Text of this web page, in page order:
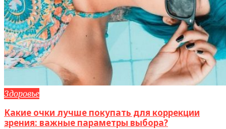
Здоровье
Какие очки лучше покупать для коррекции
зрения: важные параметры выбора?